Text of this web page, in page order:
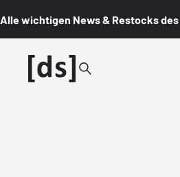
Alle wichtigen News & Restocks des